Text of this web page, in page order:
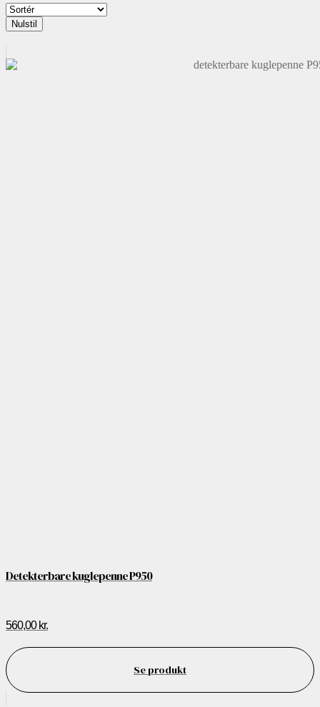
Nulstil
Detekterbare kuglepenne P950
560,00 kr.
Se produkt